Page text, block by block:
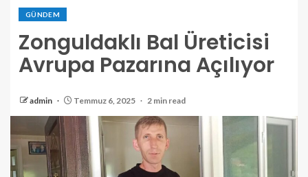
GÜNDEM
Zonguldaklı Bal Üreticisi
Avrupa Pazarına Açılıyor
admin Temmuz 6, 2025 2 min read